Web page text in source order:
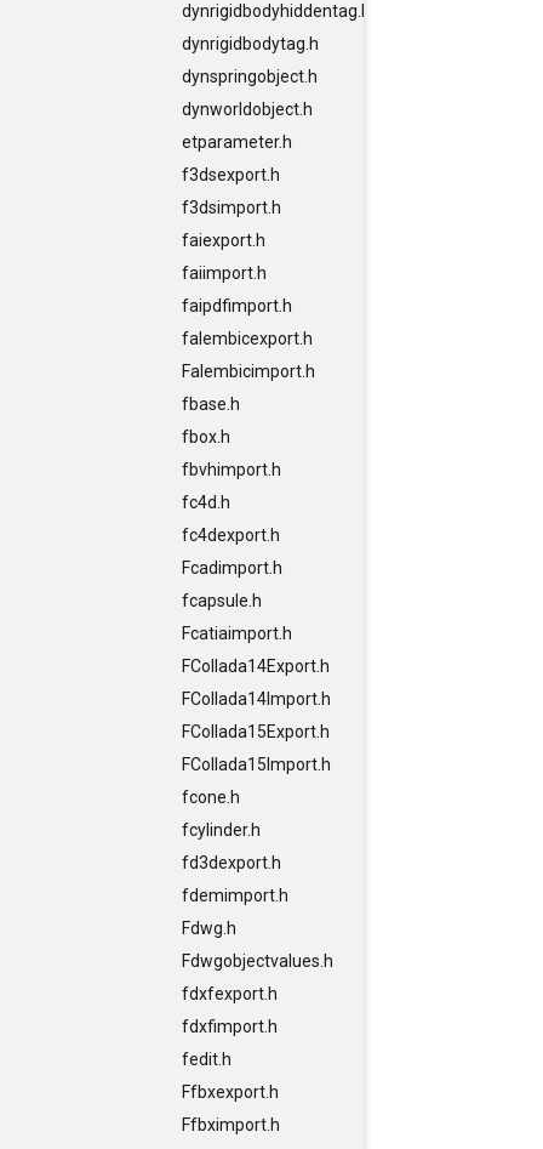
dynrigidbodyhiddentag.h
dynrigidbodytag.h
dynspringobject.h
dynworldobject.h
etparameter.h
f3dsexport.h
f3dsimport.h
faiexport.h
faiimport.h
faipdfimport.h
falembicexport.h
Falembicimport.h
fbase.h
fbox.h
fbvhimport.h
fc4d.h
fc4dexport.h
Fcadimport.h
fcapsule.h
Fcatiaimport.h
FCollada14Export.h
FCollada14Import.h
FCollada15Export.h
FCollada15Import.h
fcone.h
fcylinder.h
fd3dexport.h
fdemimport.h
Fdwg.h
Fdwgobjectvalues.h
fdxfexport.h
fdxfimport.h
fedit.h
Ffbxexport.h
Ffbximport.h